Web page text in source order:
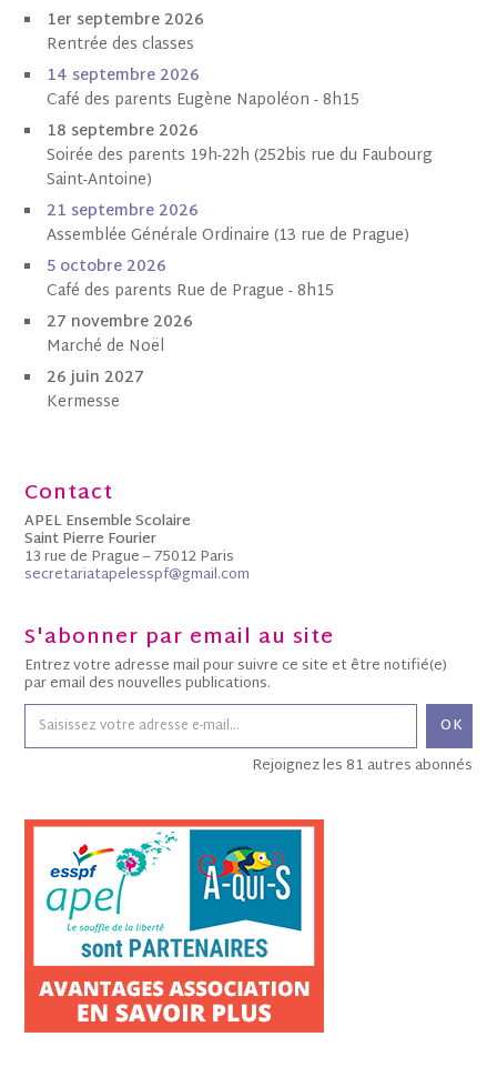
1er septembre 2026
Rentrée des classes
14 septembre 2026
Café des parents Eugène Napoléon - 8h15
18 septembre 2026
Soirée des parents 19h-22h (252bis rue du Faubourg
Saint-Antoine)
21 septembre 2026
Assemblée Générale Ordinaire (13 rue de Prague)
5 octobre 2026
Café des parents Rue de Prague - 8h15
27 novembre 2026
Marché de Noël
26 juin 2027
Kermesse
Contact
APEL Ensemble Scolaire
Saint Pierre Fourier
13 rue de Prague – 75012 Paris
secretariatapelesspf@gmail.com
S'abonner par email au site
Entrez votre adresse mail pour suivre ce site et être notifié(e)
par email des nouvelles publications.
OK
Rejoignez les 81 autres abonnés